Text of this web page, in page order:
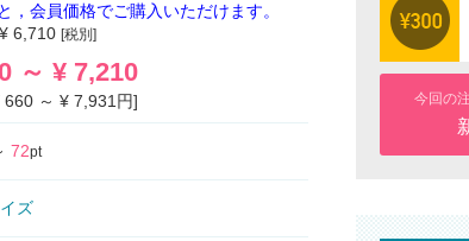
，会員価格でご購入いただけます。
6,710 [税別]
～ ¥ 7,210
660 ～ ¥ 7,931円]
72pt
ズ
今回の